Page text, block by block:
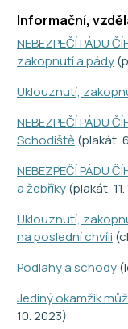
Informační,
NEBEZPEČÍ PÁDU
zakopnutí a pády
Uklouznutí,
NEBEZPEČÍ PÁDU
Schodiště (plakát,
NEBEZPEČÍ PÁDU
a žebříky(plakát,
Uklouznutí,
na poslední chvíli
Podlahy a schody
Jediný okamžik
10. 2023)